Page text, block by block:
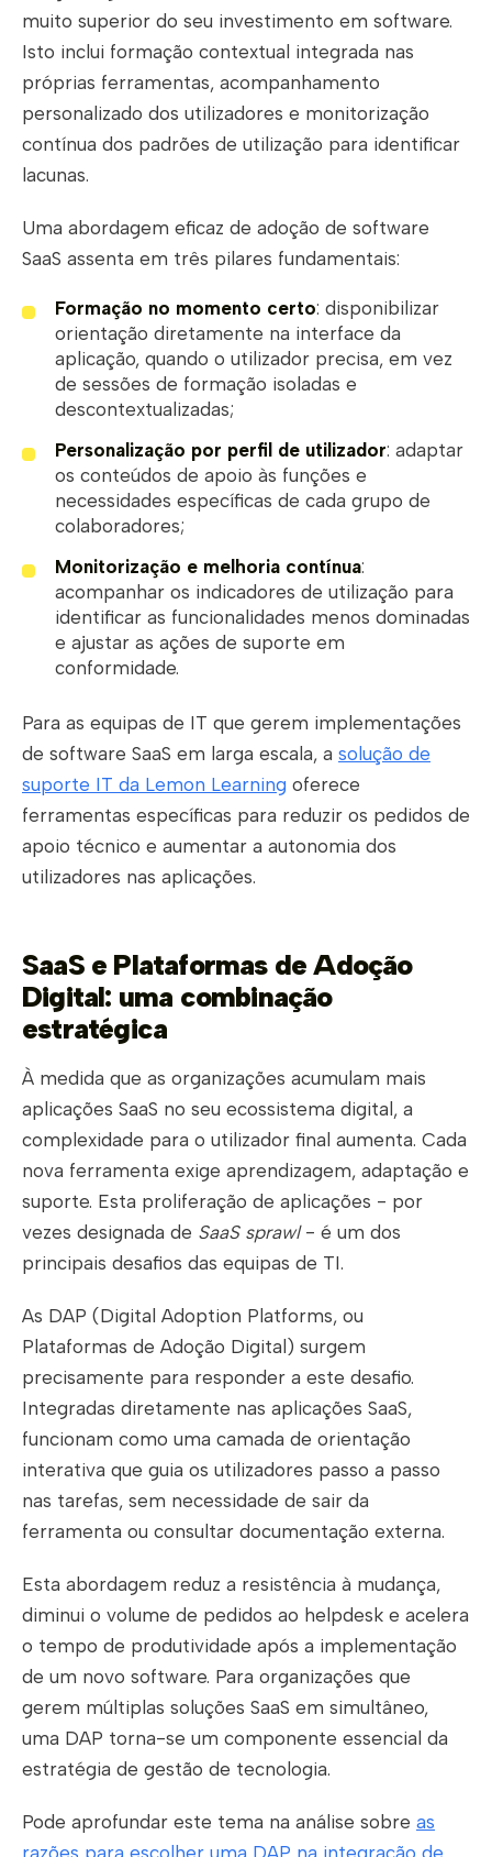
muito superior do seu investimento em software.
Isto inclui formação contextual integrada nas
próprias ferramentas, acompanhamento
personalizado dos utilizadores e monitorização
contínua dos padrões de utilização para identificar
lacunas.
Uma abordagem eficaz de adoção de software
SaaS assenta em três pilares fundamentais:
Formação no momento certo: disponibilizar
orientação diretamente na interface da
aplicação, quando o utilizador precisa, em vez
de sessões de formação isoladas e
descontextualizadas;
Personalização por perfil de utilizador: adaptar
os conteúdos de apoio às funções e
necessidades específicas de cada grupo de
colaboradores;
Monitorização e melhoria contínua:
acompanhar os indicadores de utilização para
identificar as funcionalidades menos dominadas
e ajustar as ações de suporte em
conformidade.
Para as equipas de IT que gerem implementações
de software SaaS em larga escala, a solução de
suporte IT da Lemon Learning oferece
ferramentas específicas para reduzir os pedidos de
apoio técnico e aumentar a autonomia dos
utilizadores nas aplicações.
SaaS e Plataformas de Adoção
Digital: uma combinação
estratégica
À medida que as organizações acumulam mais
aplicações SaaS no seu ecossistema digital, a
complexidade para o utilizador final aumenta. Cada
nova ferramenta exige aprendizagem, adaptação e
suporte. Esta proliferação de aplicações - por
vezes designada de SaaS sprawl- é um dos
principais desafios das equipas de TI.
As DAP (Digital Adoption Platforms, ou
Plataformas de Adoção Digital) surgem
precisamente para responder a este desafio.
Integradas diretamente nas aplicações SaaS,
funcionam como uma camada de orientação
interativa que guia os utilizadores passo a passo
nas tarefas, sem necessidade de sair da
ferramenta ou consultar documentação externa.
Esta abordagem reduz a resistência à mudança,
diminui o volume de pedidos ao helpdesk e acelera
o tempo de produtividade após a implementação
de um novo software. Para organizações que
gerem múltiplas soluções SaaS em simultâneo,
uma DAP torna-se um componente essencial da
estratégia de gestão de tecnologia.
Pode aprofundar este tema na análise sobre as